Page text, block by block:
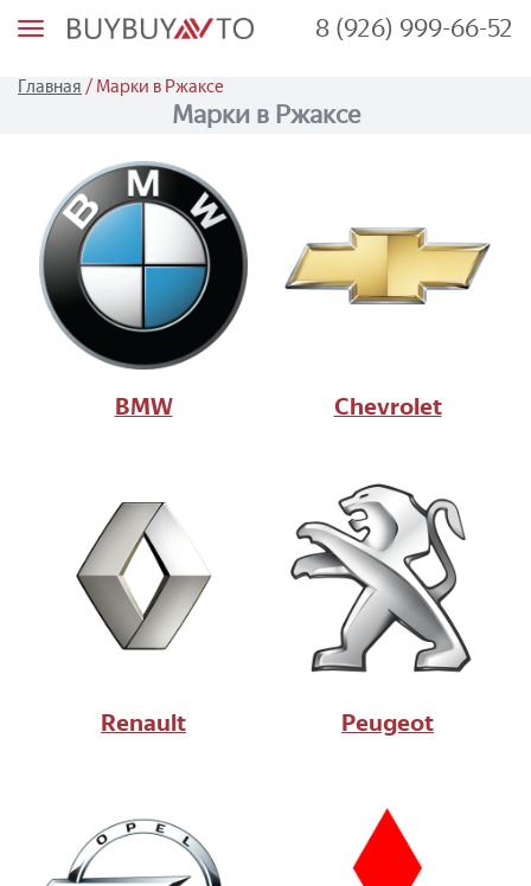
М
ю
8 (926) 999-66-52
Главная / Марки в Ржаксе
Марки в Ржаксе
BMW Chevrolet
Renault Peugeot